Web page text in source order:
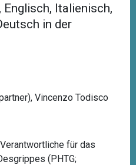
Italienisch,
in der
Vincenzo Todisco
für das
(PHTG;